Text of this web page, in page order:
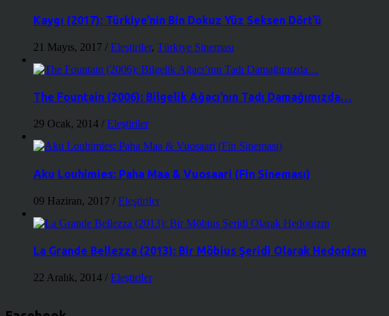
Kaygı (2017): Türkiye’nin Bin Dokuz Yüz Seksen Dört’ü
21 Mayıs, 2017 / Eleştiriler, Türkiye Sineması
The Fountain (2006): Bilgelik Ağacı’nın Tadı Damağımızda…
29 Ocak, 2014 / Eleştiriler
Aku Louhimies: Paha Maa & Vuosaari (Fin Sineması)
09 Haziran, 2017 / Eleştiriler
La Grande Bellezza (2013): Bir Möbius Şeridi Olarak Hedonizm
22 Aralık, 2014 / Eleştiriler